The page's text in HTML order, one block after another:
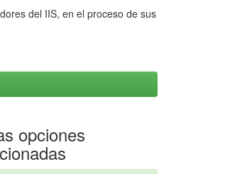
del IIS, en el proceso de sus
opciones